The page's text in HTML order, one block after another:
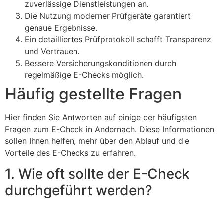
zuverlässige Dienstleistungen an.
Die Nutzung moderner Prüfgeräte garantiert
genaue Ergebnisse.
Ein detailliertes Prüfprotokoll schafft Transparenz
und Vertrauen.
Bessere Versicherungskonditionen durch
regelmäßige E-Checks möglich.
Häufig gestellte Fragen
Hier finden Sie Antworten auf einige der häufigsten
Fragen zum E-Check in Andernach. Diese Informationen
sollen Ihnen helfen, mehr über den Ablauf und die
Vorteile des E-Checks zu erfahren.
1. Wie oft sollte der E-Check
durchgeführt werden?